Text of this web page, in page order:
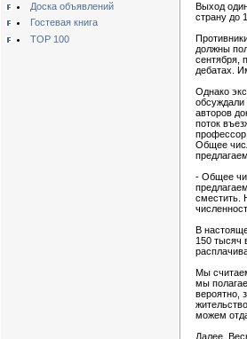
Доска объявлений
Гостевая книга
TOP 100
Выход
страну до
должны
сентября,
дебатах.
Однако
обсуждали
авторов
поток
профессор
Общее
- Общее
сместить.
В
150 тысяч
Мы
мы
вероятно,
можем
Далее.